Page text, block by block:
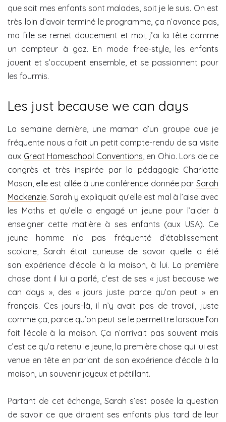
que soit mes enfants sont malades, soit je le suis. On est
très loin d’avoir terminé le programme, ça n’avance pas,
ma fille se remet doucement et moi, j’ai la tête comme
un compteur à gaz. En mode free-style, les enfants
jouent et s’occupent ensemble, et se passionnent pour
les fourmis.
Les just because we can days
La semaine dernière, une maman d’un groupe que je
fréquente nous a fait un petit compte-rendu de sa visite
aux Great Homeschool Conventions, en Ohio. Lors de ce
congrès et très inspirée par la pédagogie Charlotte
Mason, elle est allée à une conférence donnée par Sarah
Mackenzie. Sarah y expliquait qu’elle est mal à l’aise avec
les Maths et qu’elle a engagé un jeune pour l’aider à
enseigner cette matière à ses enfants (aux USA). Ce
jeune homme n’a pas fréquenté d’établissement
scolaire, Sarah était curieuse de savoir quelle a été
son expérience d’école à la maison, à lui. La première
chose dont il lui a parlé, c’est de ses « just because we
can days », des « jours juste parce qu’on peut » en
français. Ces jours-là, il n’y avait pas de travail, juste
comme ça, parce qu’on peut se le permettre lorsque l’on
fait l’école à la maison. Ça n’arrivait pas souvent mais
c’est ce qu’a retenu le jeune, la première chose qui lui est
venue en tête en parlant de son expérience d’école à la
maison, un souvenir joyeux et pétillant.
Partant de cet échange, Sarah s’est posée la question
de savoir ce que diraient ses enfants plus tard de leur